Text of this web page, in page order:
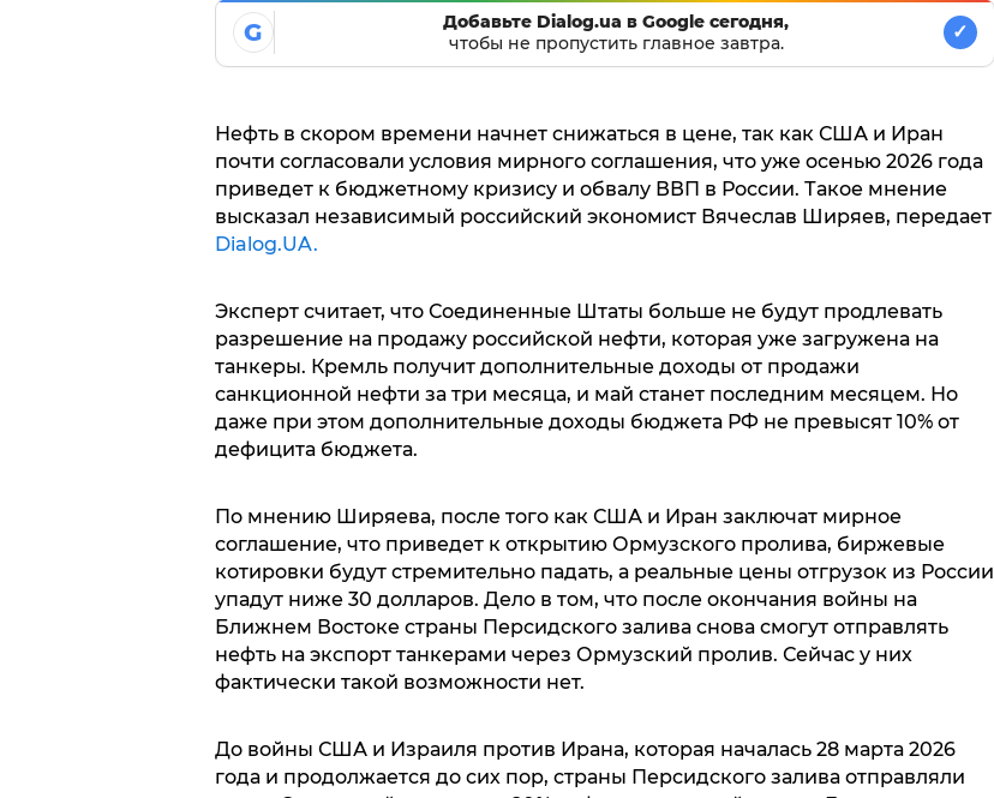
G
Добавьте Dialog.ua в Google сегодня,
чтобы не пропустить главное завтра.
✓
Нефть в скором времени начнет снижаться в цене, так как США и Иран
почти согласовали условия мирного соглашения, что уже осенью 2026 года
приведет к бюджетному кризису и обвалу ВВП в России. Такое мнение
высказал независимый российский экономист Вячеслав Ширяев, передает
Dialog.UA.
Эксперт считает, что Соединенные Штаты больше не будут продлевать
разрешение на продажу российской нефти, которая уже загружена на
танкеры. Кремль получит дополнительные доходы от продажи
санкционной нефти за три месяца, и май станет последним месяцем. Но
даже при этом дополнительные доходы бюджета РФ не превысят 10% от
дефицита бюджета.
По мнению Ширяева, после того как США и Иран заключат мирное
соглашение, что приведет к открытию Ормузского пролива, биржевые
котировки будут стремительно падать, а реальные цены отгрузок из России
упадут ниже 30 долларов. Дело в том, что после окончания войны на
Ближнем Востоке страны Персидского залива снова смогут отправлять
нефть на экспорт танкерами через Ормузский пролив. Сейчас у них
фактически такой возможности нет.
До войны США и Израиля против Ирана, которая началась 28 марта 2026
года и продолжается до сих пор, страны Персидского залива отправляли